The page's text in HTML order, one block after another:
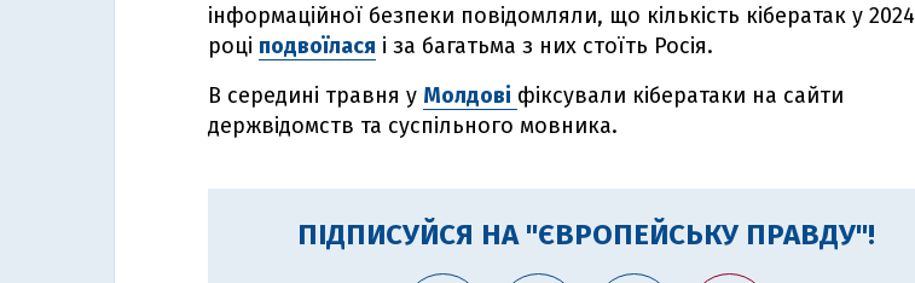
інформаційної безпеки повідомляли, що кількість кібератак у 2024
році подвоїлася і за багатьма з них стоїть Росія.
В середині травня у Молдові фіксували кібератаки на сайти
держвідомств та суспільного мовника.
ПІДПИСУЙСЯ НА "ЄВРОПЕЙСЬКУ ПРАВДУ"!